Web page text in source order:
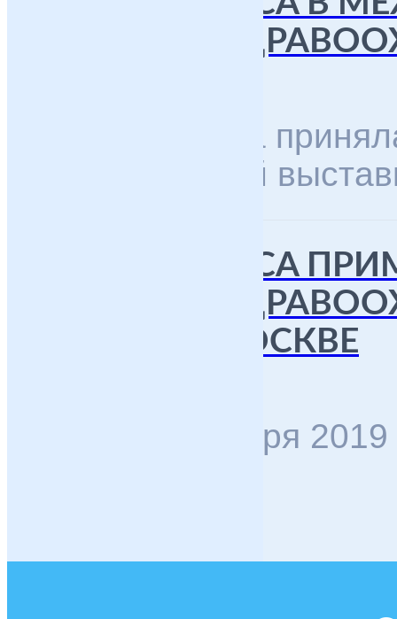
ВЫСТАВКЕ
Sovtest Medica
международной
SOVTEST MEDICA
ВЫСТАВКЕ
ДЕКАБРЯ В МОСКВЕ
Со 2 по 6 декабря